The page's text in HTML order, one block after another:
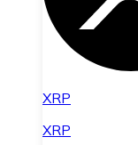
XRP
XRP